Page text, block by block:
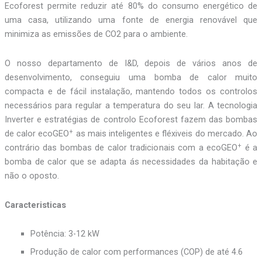
Ecoforest permite reduzir até 80% do consumo energético de
uma casa, utilizando uma fonte de energia renovável que
minimiza as emissões de CO2 para o ambiente.
O nosso departamento de I&D, depois de vários anos de
desenvolvimento, conseguiu uma bomba de calor muito
compacta e de fácil instalação, mantendo todos os controlos
necessários para regular a temperatura do seu lar. A tecnologia
Inverter e estratégias de controlo Ecoforest fazem das bombas
de calor ecoGEO+ as mais inteligentes e fléxiveis do mercado. Ao
contrário das bombas de calor tradicionais com a ecoGEO+ é a
bomba de calor que se adapta ás necessidades da habitação e
não o oposto.
Caracteristicas
Potência: 3-12 kW
Produção de calor com performances (COP) de até 4.6